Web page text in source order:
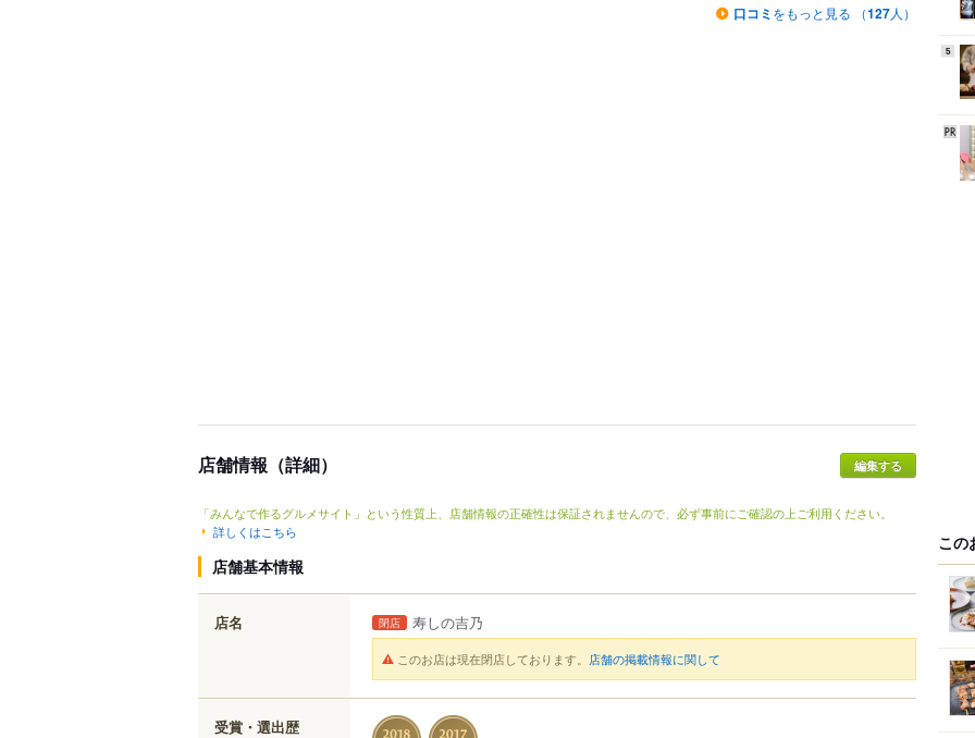
口コミ をもっと見る （127人）
店舗情報（詳細） 編集する
「みんなで作るグルメサイト」という性質上、店舗情報の正確性は保証されませんので、必ず事前にご確認の上ご利用ください。
詳しくはこちら
店舗基本情報
店名 閉店 寿しの吉乃
このお店は現在閉店しております。 店舗の掲載情報に関して
受賞・選出歴
5
この